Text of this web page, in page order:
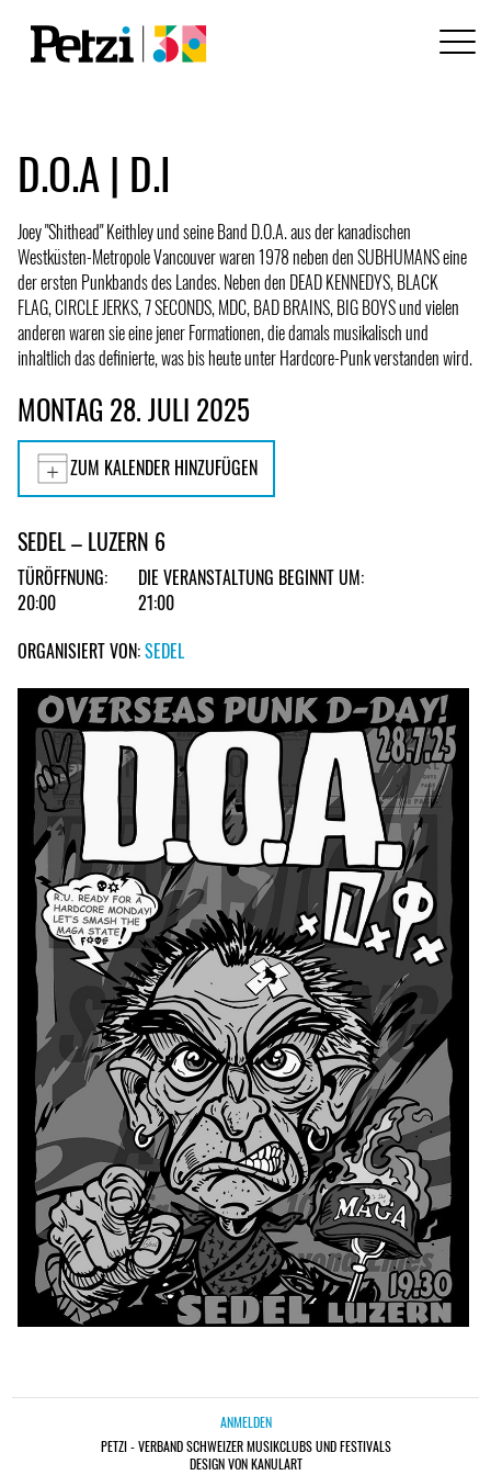
D.O.A | D.I
Joey "Shithead" Keithley und seine Band D.O.A. aus der kanadischen
Westküsten-Metropole Vancouver waren 1978 neben den SUBHUMANS eine
der ersten Punkbands des Landes. Neben den DEAD KENNEDYS, BLACK
FLAG, CIRCLE JERKS, 7 SECONDS, MDC, BAD BRAINS, BIG BOYS und vielen
anderen waren sie eine jener Formationen, die damals musikalisch und
inhaltlich das definierte, was bis heute unter Hardcore-Punk verstanden wird.
MONTAG 28. JULI 2025
ZUM KALENDER HINZUFÜGEN
SEDEL – LUZERN 6
TÜRÖFFNUNG:
20:00
DIE VERANSTALTUNG BEGINNT UM:
21:00
ORGANISIERT VON:SEDEL
ANMELDEN
PETZI - VERBAND SCHWEIZER MUSIKCLUBS UND FESTIVALS
DESIGN VON KANULART